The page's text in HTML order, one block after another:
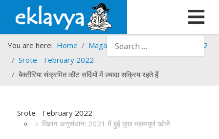
Search
You are here: Home Magazines Srote
Srote - 2022
Srote - February 2022
बैक्टीरिया संक्रमित कीट सर्दियों में ज़्यादा सक्रिय रहते हैं
Srote - February 2022
विज्ञान अनुसंधान: 2021 में हुई कुछ महत्वपूर्ण खोजें